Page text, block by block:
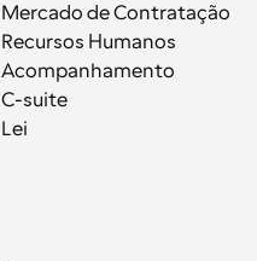
Mercado de Contratação
Recursos Humanos
Acompanhamento
C-suite
Lei